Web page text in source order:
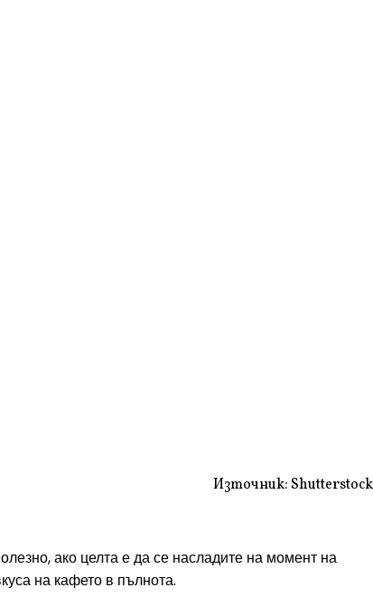
Източник: Shutterstock
ако целта е да се насладите на момент на
на кафето в пълнота.